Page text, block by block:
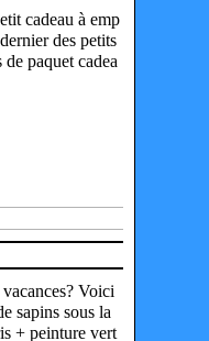
cadeau à emp
des petits
paquet cadea
Voici
sapins sous la
+ peinture vert